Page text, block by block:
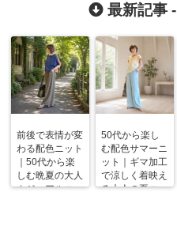
最新記事 -
前後で表情が変
わる配色ニット
｜50代から楽
しむ晩夏の大人
カジュアルコー
50代から楽し
む配色サマーニ
ット｜ギマ加工
で涼しく着映え
る大人の夏コー